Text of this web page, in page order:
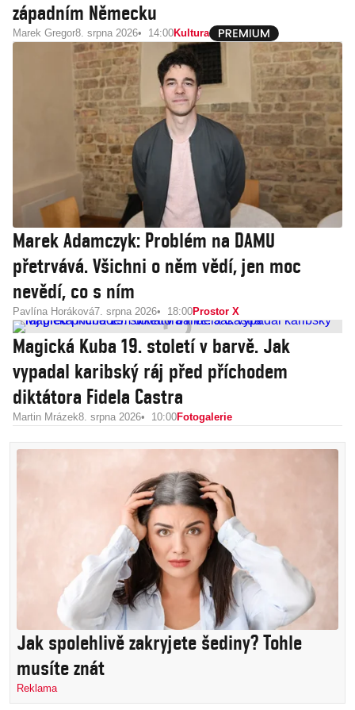
západním Německu
Marek Gregor8. srpna 2026 14:00Kultura
Marek Adamczyk: Problém na DAMU
přetrvává. Všichni o něm vědí, jen moc
nevědí, co s ním
Pavlína Horáková7. srpna 2026 18:00Prostor X
Magická Kuba 19. století v barvě. Jak
vypadal karibský ráj před příchodem
diktátora Fidela Castra
Martin Mrázek8. srpna 2026 10:00Fotogalerie
Jak spolehlivě zakryjete šediny? Tohle
musíte znát
Reklama